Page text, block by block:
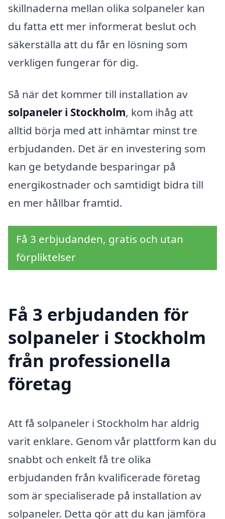
skillnaderna mellan olika solpaneler kan
du fatta ett mer informerat beslut och
säkerställa att du får en lösning som
verkligen fungerar för dig.
Så när det kommer till installation av
solpaneler i Stockholm, kom ihåg att
alltid börja med att inhämtar minst tre
erbjudanden. Det är en investering som
kan ge betydande besparingar på
energikostnader och samtidigt bidra till
en mer hållbar framtid.
Få 3 erbjudanden, gratis och utan
förpliktelser
Få 3 erbjudanden för
solpaneler i Stockholm
från professionella
företag
Att få solpaneler i Stockholm har aldrig
varit enklare. Genom vår plattform kan du
snabbt och enkelt få tre olika
erbjudanden från kvalificerade företag
som är specialiserade på installation av
solpaneler. Detta gör att du kan jämföra